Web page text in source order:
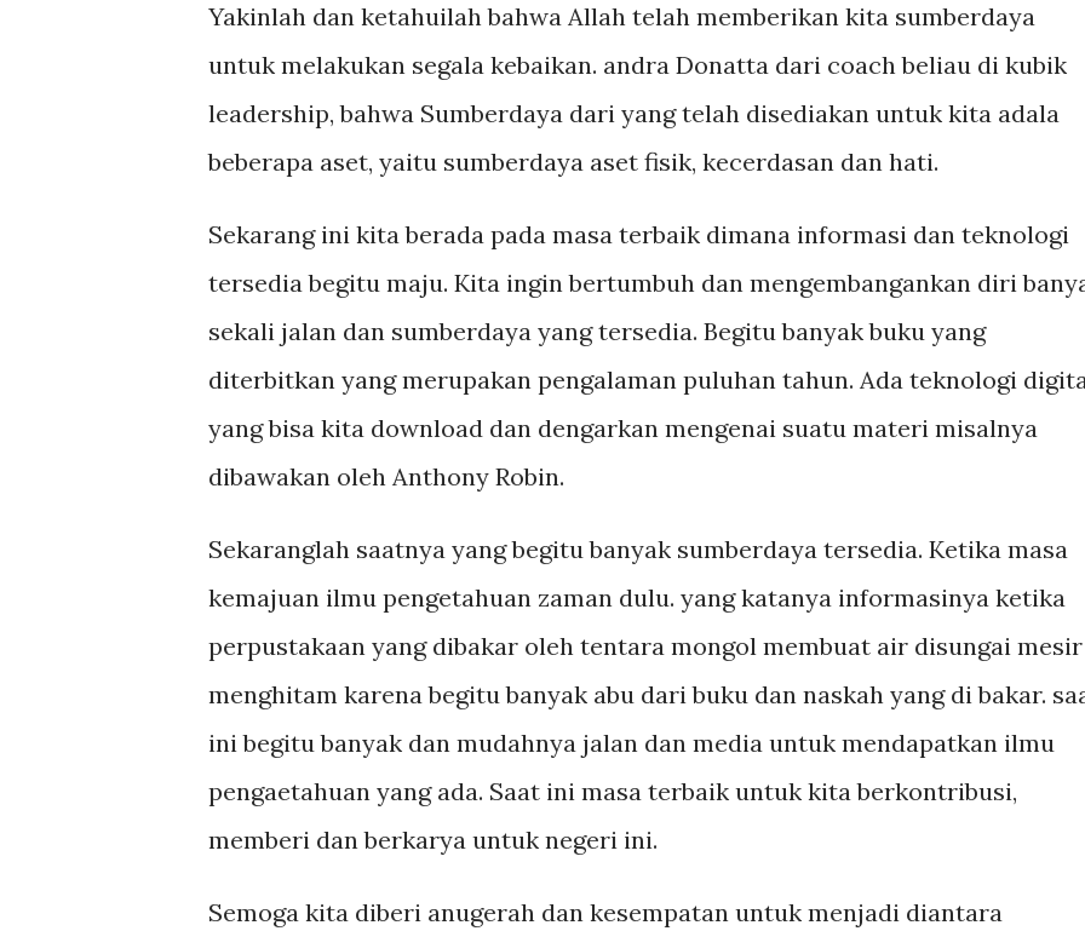
Yakinlah dan ketahuilah bahwa Allah telah memberikan kita sumberdaya
untuk melakukan segala kebaikan. andra Donatta dari coach beliau di kubik
leadership, bahwa Sumberdaya dari yang telah disediakan untuk kita adala
beberapa aset, yaitu sumberdaya aset fisik, kecerdasan dan hati.
Sekarang ini kita berada pada masa terbaik dimana informasi dan teknologi
tersedia begitu maju. Kita ingin bertumbuh dan mengembangankan diri
sekali jalan dan sumberdaya yang tersedia. Begitu banyak buku yang
diterbitkan yang merupakan pengalaman puluhan tahun. Ada teknologi
yang bisa kita download dan dengarkan mengenai suatu materi misalnya
dibawakan oleh Anthony Robin.
Sekaranglah saatnya yang begitu banyak sumberdaya tersedia. Ketika masa
kemajuan ilmu pengetahuan zaman dulu. yang katanya informasinya ketika
perpustakaan yang dibakar oleh tentara mongol membuat air disungai mesir
menghitam karena begitu banyak abu dari buku dan naskah yang di bakar.
ini begitu banyak dan mudahnya jalan dan media untuk mendapatkan ilmu
pengaetahuan yang ada. Saat ini masa terbaik untuk kita berkontribusi,
memberi dan berkarya untuk negeri ini.
Semoga kita diberi anugerah dan kesempatan untuk menjadi diantara